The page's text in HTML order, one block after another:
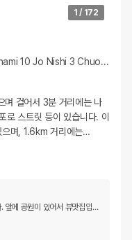
1 / 172
10 Jo Nishi 3 Chuo-ku
며 걸어서 3분 거리에는 나
로 스트릿 등이 있습니다. 이
며, 1.6km 거리에는…
앞에 공원이 있어서 뷰맛집입…